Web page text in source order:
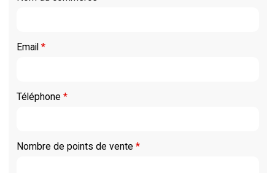
Email *
Téléphone *
Nombre de points de vente *